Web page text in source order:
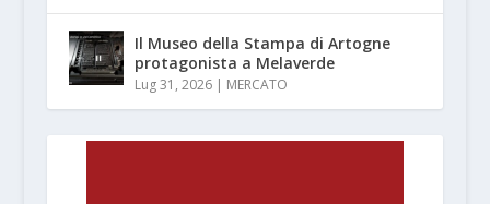
Il Museo della Stampa di Artogne
protagonista a Melaverde
Lug 31, 2026| MERCATO